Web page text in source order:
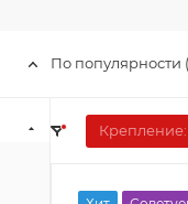
По популярности
Крепление: